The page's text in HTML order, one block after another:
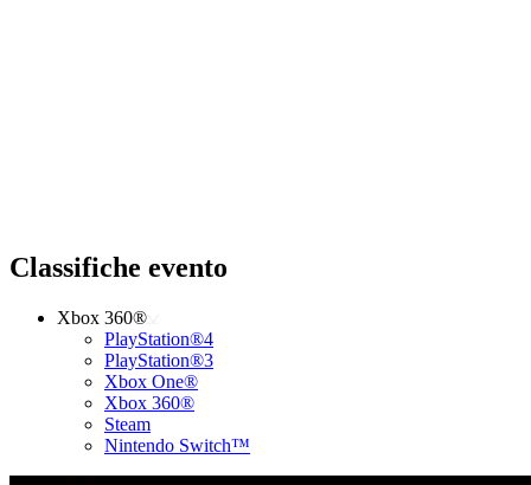
Classifiche evento
Xbox 360®
PlayStation®4
PlayStation®3
Xbox One®
Xbox 360®
Steam
Nintendo Switch™